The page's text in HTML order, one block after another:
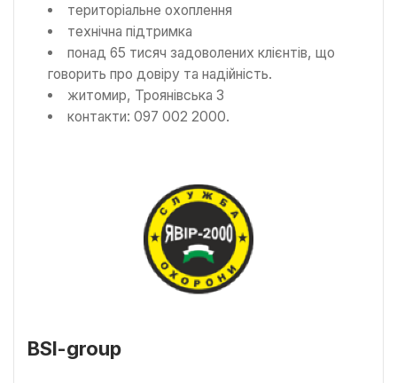
територіальне охоплення
технічна підтримка
понад 65 тисяч задоволених клієнтів, що
говорить про довіру та надійність.
житомир, Троянівська 3
контакти: 097 002 2000.
BSI-group